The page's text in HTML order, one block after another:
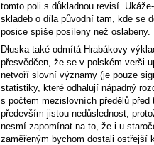
tomto poli s důkladnou revisí.
skladeb o díla původní tam, kde se
posice spíše posíleny než oslabeny.
Dłuska také odmítá Hrabákovy
přesvědčen, že se v polském verši
netvoří slovní významy (je pouze
statistiky, které odhalují nápadný
s počtem mezislovních předělů
především jistou nedůslednost,
nesmí zapomínat na to, že i u
zaměřeným bychom dostali ostřejší